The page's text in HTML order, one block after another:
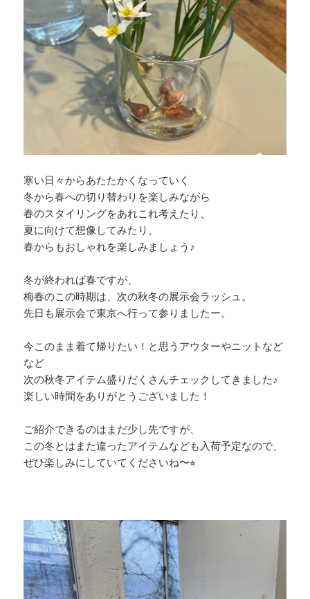
寒い日々からあたたかくなっていく
冬から春への切り替わりを楽しみながら
春のスタイリングをあれこれ考えたり、
夏に向けて想像してみたり、
春からもおしゃれを楽しみましょう♪
冬が終われば春ですが、
梅春のこの時期は、次の秋冬の展示会ラッシュ。
先日も展示会で東京へ行って参りましたー。
今このまま着て帰りたい！と思うアウターやニットなど
など
次の秋冬アイテム盛りだくさんチェックしてきました♪
楽しい時間をありがとうございました！
ご紹介できるのはまだ少し先ですが、
この冬とはまた違ったアイテムなども入荷予定なので、
ぜひ楽しみにしていてくださいね〜⭐︎